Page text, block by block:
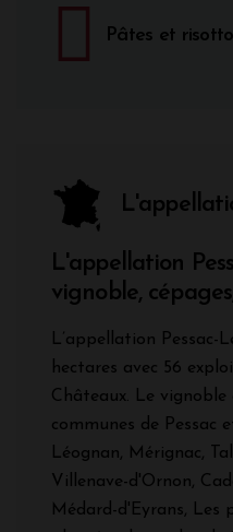
Pâtes et
L'appellation
vignoble,
L’appellation Pessac-
hectares avec 56
Châteaux. Le vignoble
communes de Pessac
Léognan, Mérignac,
Villenave-d'Ornon,
Médard-d'Eyrans, Les